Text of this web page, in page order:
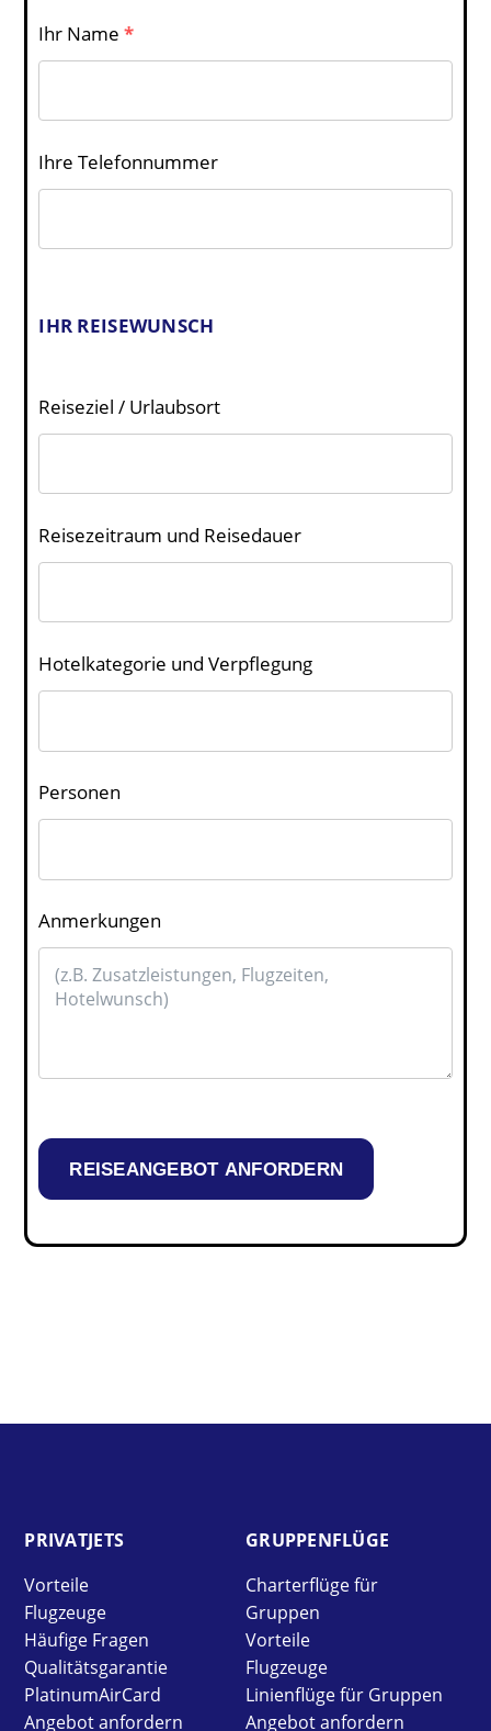
Ihr Name *
Ihre Telefonnummer
IHR REISEWUNSCH
Reiseziel / Urlaubsort
Reisezeitraum und Reisedauer
Hotelkategorie und Verpflegung
Personen
Anmerkungen
REISEANGEBOT ANFORDERN
PRIVAT­JETS
Vorteile
Flugzeuge
Häufige Fragen
Qualitätsgarantie
PlatinumAirCard
Angebot anfordern
GRUPPEN­FLÜGE
Charterflüge für
Gruppen
Vorteile
Flugzeuge
Linienflüge für Gruppen
Angebot anfordern